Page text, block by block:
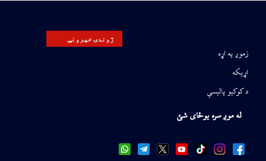
ژوندۍ خپرونې
زموږ په اړه
اړیکه
د کوکیو پالیسي
له موږ سره یوځای شئ